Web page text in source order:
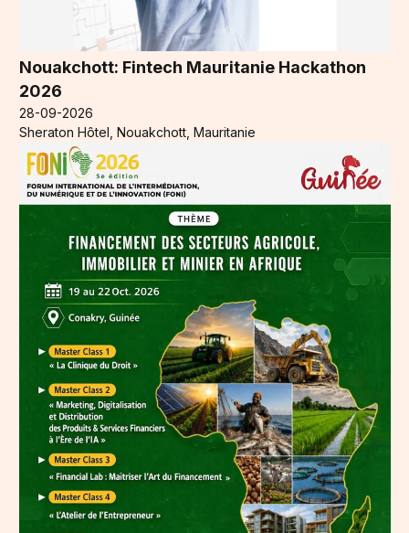
Nouakchott: Fintech Mauritanie Hackathon
2026
28-09-2026
Sheraton Hôtel, Nouakchott, Mauritanie